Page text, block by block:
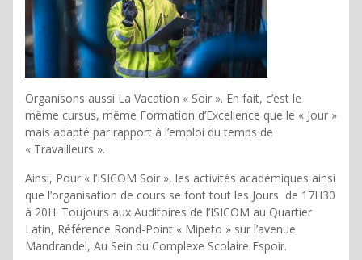
Organisons aussi La Vacation « Soir ». En fait, c’est le
même cursus, même Formation d’Excellence que le « Jour »
mais adapté par rapport à l’emploi du temps de
« Travailleurs ».
Ainsi, Pour « l’ISICOM Soir », les activités académiques ainsi
que l’organisation de cours se font tout les Jours de 17H30
à 20H. Toujours aux Auditoires de l’ISICOM au Quartier
Latin, Référence Rond-Point « Mipeto » sur l’avenue
Mandrandel, Au Sein du Complexe Scolaire Espoir.